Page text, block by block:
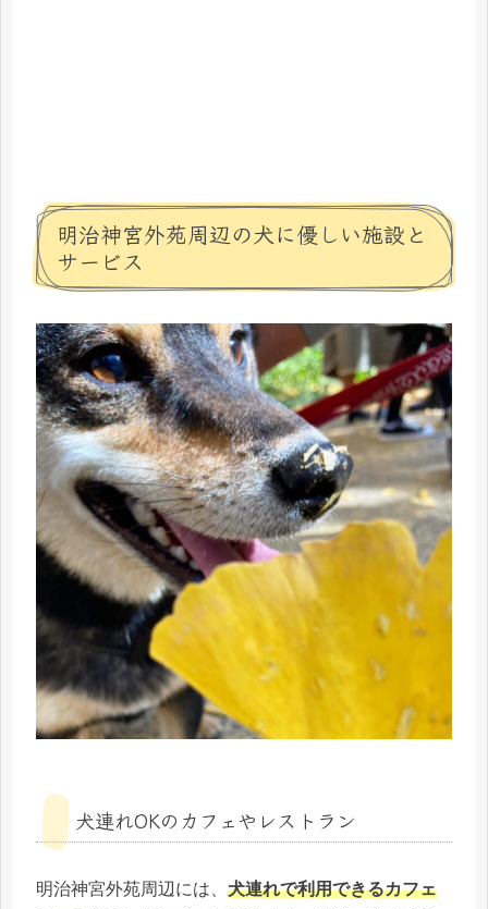
明治神宮外苑周辺の犬に優しい施設と
サービス
犬連れOKのカフェやレストラン
明治神宮外苑周辺には、 犬連れで利用できるカフェ